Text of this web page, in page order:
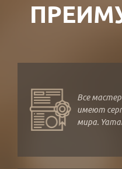
Все
имеют
мира.